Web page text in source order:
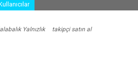
Yalnızlık takipçi satın al